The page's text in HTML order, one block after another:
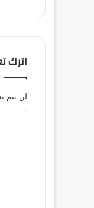
اترك
لن يتم